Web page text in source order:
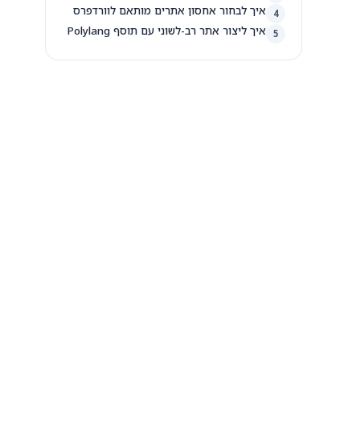
4 איך לבחור אחסון אתרים מותאם לוורדפרס
5 איך ליצור אתר רב-לשוני עם תוסף Polylang